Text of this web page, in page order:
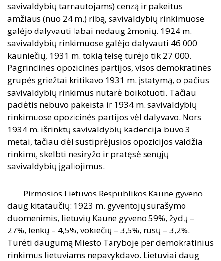
savivaldybių tarnautojams) cenzą ir pakeitus
amžiaus (nuo 24 m.) ribą, savivaldybių rinkimuose
galėjo dalyvauti labai nedaug žmonių. 1924 m.
savivaldybių rinkimuose galėjo dalyvauti 46 000
kauniečių, 1931 m. tokią teisę turėjo tik 27 000.
Pagrindinės opozicinės partijos, visos demokratinės
grupės griežtai kritikavo 1931 m. įstatymą, o pačius
savivaldybių rinkimus nutarė boikotuoti. Tačiau
padėtis nebuvo pakeista ir 1934 m. savivaldybių
rinkimuose opozicinės partijos vėl dalyvavo. Nors
1934 m. išrinktų savivaldybių kadencija buvo 3
metai, tačiau dėl sustiprėjusios opozicijos valdžia
rinkimų skelbti nesiryžo ir pratęsė senųjų
savivaldybių įgaliojimus.
Pirmosios Lietuvos Respublikos Kaune gyveno
daug kitataučių: 1923 m. gyventojų surašymo
duomenimis, lietuvių Kaune gyveno 59%, žydų –
27%, lenkų – 4,5%, vokiečių – 3,5%, rusų – 3,2%.
Turėti daugumą Miesto Taryboje per demokratinius
rinkimus lietuviams nepavykdavo. Lietuviai daug